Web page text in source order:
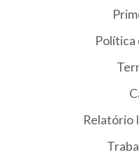
Política
Relatório